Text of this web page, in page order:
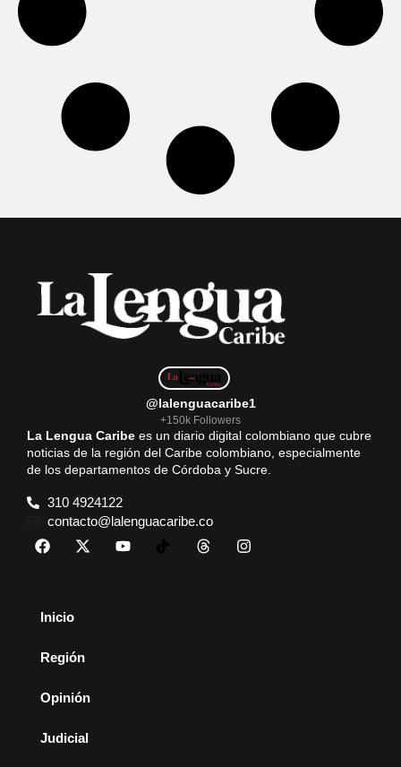
@lalenguacaribe1
+150k Followers
La Lengua Caribe es un diario digital colombiano que cubre
noticias de la región del Caribe colombiano, especialmente
de los departamentos de Córdoba y Sucre.
310 4924122
contacto@lalenguacaribe.co
Inicio
Región
Opinión
Judicial